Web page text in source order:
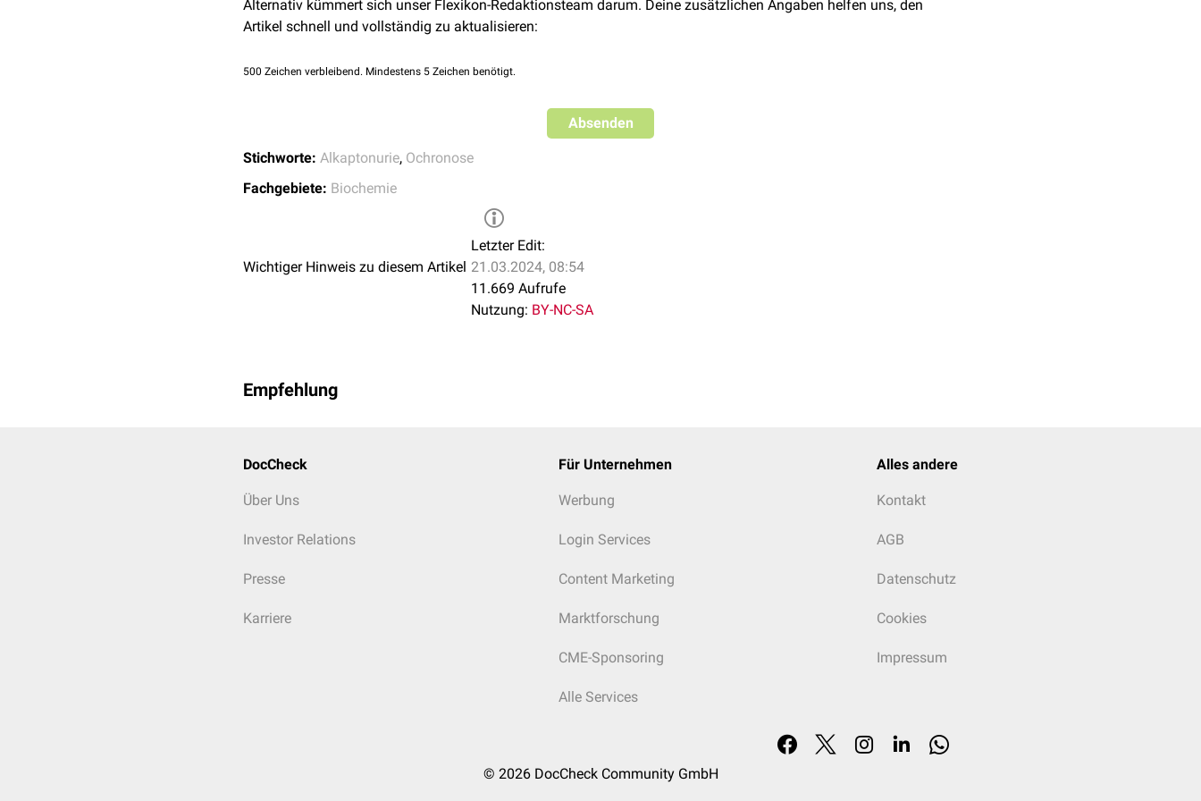
Alternativ kümmert sich unser Flexikon-Redaktionsteam darum. Deine zusätzlichen Angaben helfen uns, den
Artikel schnell und vollständig zu aktualisieren:
500 Zeichen verbleibend. Mindestens 5 Zeichen benötigt.
Absenden
Stichworte: Alkaptonurie, Ochronose
Fachgebiete: Biochemie
Wichtiger Hinweis zu diesem Artikel
Letzter Edit:
21.03.2024, 08:54
11.669 Aufrufe
Nutzung: BY-NC-SA
Empfehlung
DocCheck
Über Uns
Investor Relations
Presse
Karriere
Für Unternehmen
Werbung
Login Services
Content Marketing
Marktforschung
CME-Sponsoring
Alle Services
Alles andere
Kontakt
AGB
Datenschutz
Cookies
Impressum
© 2026 DocCheck Community GmbH